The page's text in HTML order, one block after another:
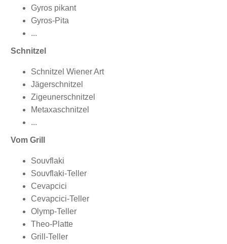
Gyros pikant
Gyros-Pita
...
Schnitzel
Schnitzel Wiener Art
Jägerschnitzel
Zigeunerschnitzel
Metaxaschnitzel
...
Vom Grill
Souvflaki
Souvflaki-Teller
Cevapcici
Cevapcici-Teller
Olymp-Teller
Theo-Platte
Grill-Teller